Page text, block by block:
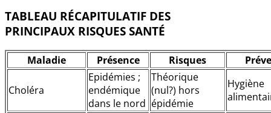
TABLEAU RÉCAPITULATIF DES
PRINCIPAUX RISQUES SANTÉ
Maladie Présence Risques
Choléra
Epidémies ;
endémique
dans le nord
Théorique
(nul?) hors
épidémie
Hygiène